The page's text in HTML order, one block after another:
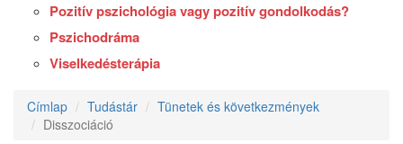
Pozitív pszichológia vagy pozitív gondolkodás?
Pszichodráma
Viselkedésterápia
Címlap Tudástár
Tünetek és következmények
Disszociáció